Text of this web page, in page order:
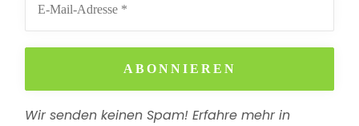
Wir senden keinen Spam! Erfahre mehr in